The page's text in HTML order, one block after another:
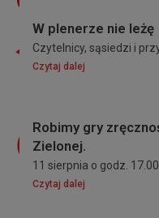
W plenerze nie leżę
Czytelnicy, sąsiedzi i
Czytaj dalej
Robimy gry
Zielonej.
11 sierpnia o godz.
Czytaj dalej